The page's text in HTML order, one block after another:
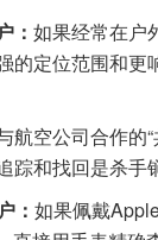
： 如果经常在户
的定位范围和更
航空公司合作的
踪和找回是杀手
： 如果佩戴